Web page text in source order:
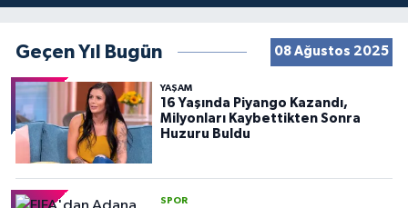
Geçen Yıl Bugün 08 Ağustos 2025
YAŞAM
16 Yaşında Piyango Kazandı,
Milyonları Kaybettikten Sonra
Huzuru Buldu
SPOR